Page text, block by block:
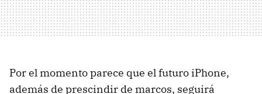
Por el momento parece que el futuro iPhone,
además de prescindir de marcos, seguirá